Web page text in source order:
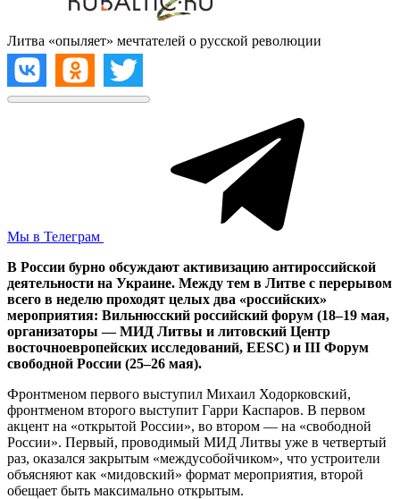
Литва «опыляет» мечтателей о русской революции
Мы в Телеграм
В России бурно обсуждают активизацию антироссийской
деятельности на Украине. Между тем в Литве с перерывом
всего в неделю проходят целых два «российских»
мероприятия: Вильнюсский российский форум (18–19 мая,
организаторы — МИД Литвы и литовский Центр
восточноевропейских исследований, EESC) и III Форум
свободной России (25–26 мая).
Фронтменом первого выступил Михаил Ходорковский,
фронтменом второго выступит Гарри Каспаров. В первом
акцент на «открытой России», во втором — на «свободной
России». Первый, проводимый МИД Литвы уже в четвертый
раз, оказался закрытым «междусобойчиком», что устроители
объясняют как «мидовский» формат мероприятия, второй
обещает быть максимально открытым.